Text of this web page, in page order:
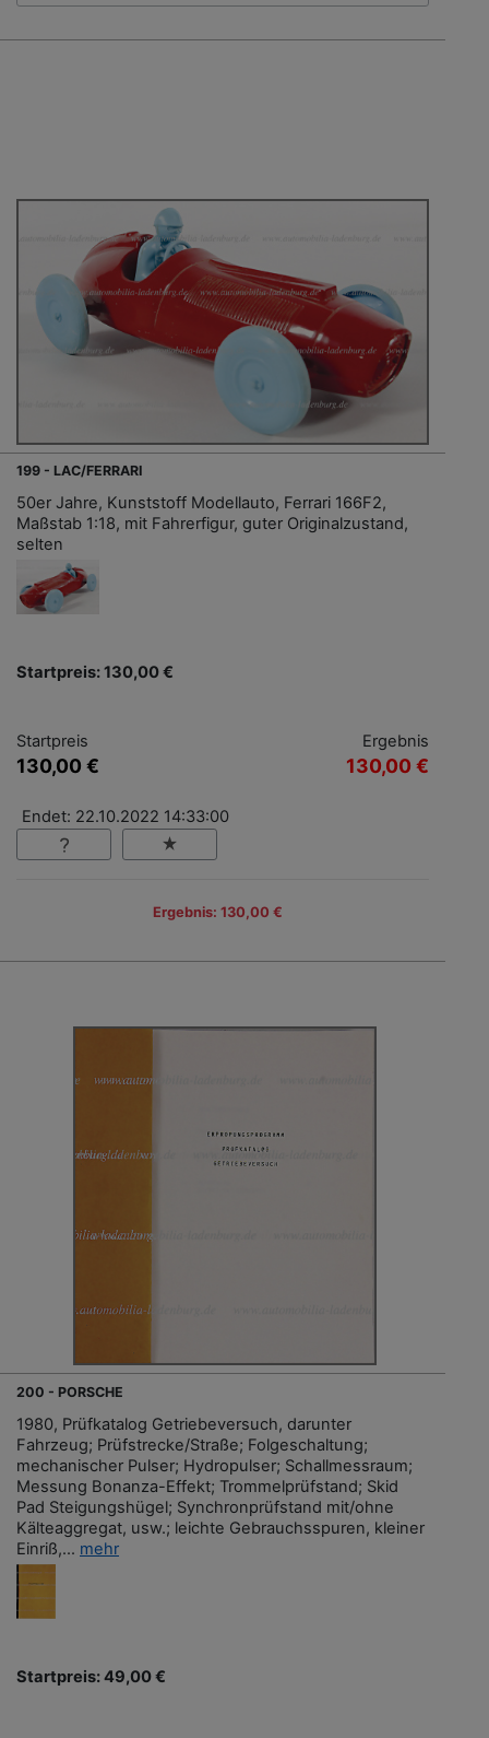
199 - LAC/FERRARI
50er Jahre, Kunststoff Modellauto, Ferrari 166F2,
Maßstab 1:18, mit Fahrerfigur, guter Originalzustand,
selten
Startpreis: 130,00 €
Startpreis
130,00 €
Ergebnis
130,00 €
Endet: 22.10.2022 14:33:00
Ergebnis: 130,00 €
200 - PORSCHE
1980, Prüfkatalog Getriebeversuch, darunter
Fahrzeug; Prüfstrecke/Straße; Folgeschaltung;
mechanischer Pulser; Hydropulser; Schallmessraum;
Messung Bonanza-Effekt; Trommelprüfstand; Skid
Pad Steigungshügel; Synchronprüfstand mit/ohne
Kälteaggregat, usw.; leichte Gebrauchsspuren, kleiner
Einriß,... mehr
Startpreis: 49,00 €